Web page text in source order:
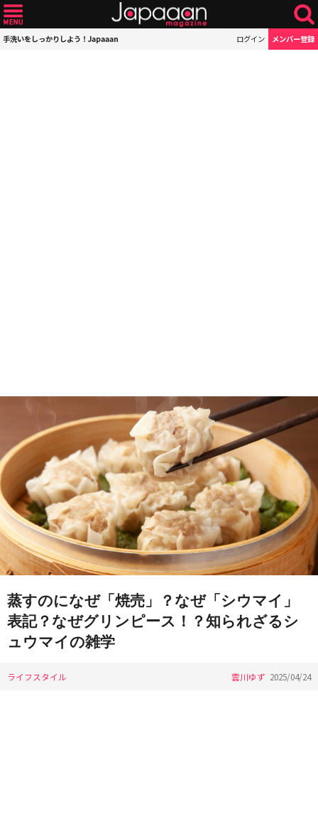
手洗いをしっかりしよう！Japaaan ログイン メンバー登録
蒸すのになぜ「焼売」？なぜ「シウマイ」
表記？なぜグリンピース！？知られざるシ
ュウマイの雑学
ライフスタイル 雲川ゆず 2025/04/24